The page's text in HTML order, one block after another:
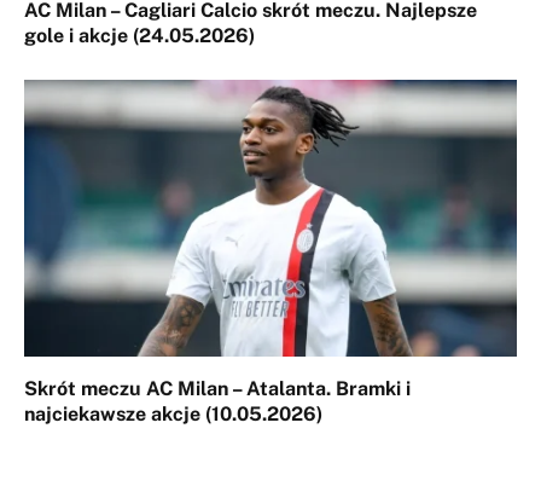
AC Milan – Cagliari Calcio skrót meczu. Najlepsze
gole i akcje (24.05.2026)
Skrót meczu AC Milan – Atalanta. Bramki i
najciekawsze akcje (10.05.2026)